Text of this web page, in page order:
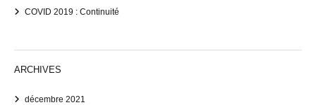
COVID 2019 : Continuité
ARCHIVES
décembre 2021